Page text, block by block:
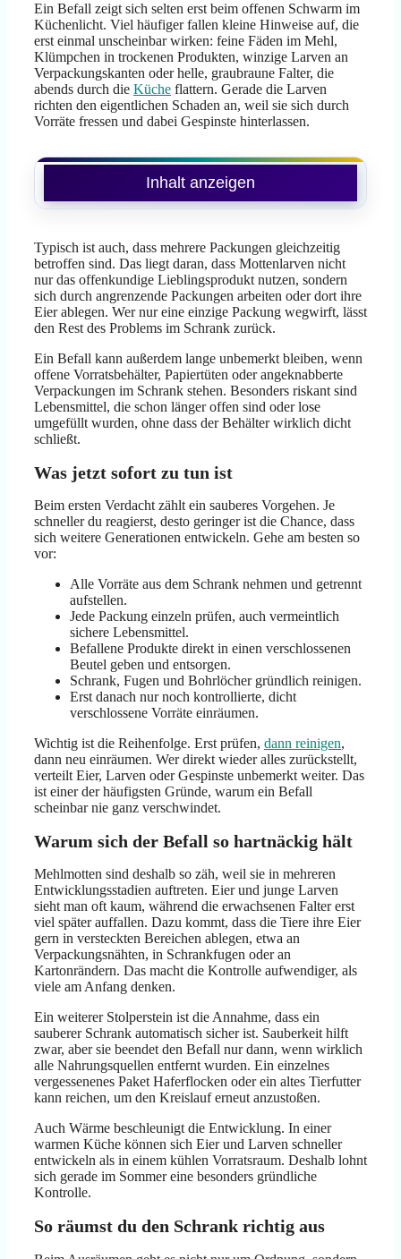
Ein Befall zeigt sich selten erst beim offenen Schwarm im
Küchenlicht. Viel häufiger fallen kleine Hinweise auf, die
erst einmal unscheinbar wirken: feine Fäden im Mehl,
Klümpchen in trockenen Produkten, winzige Larven an
Verpackungskanten oder helle, graubraune Falter, die
abends durch die Küche flattern. Gerade die Larven
richten den eigentlichen Schaden an, weil sie sich durch
Vorräte fressen und dabei Gespinste hinterlassen.
Inhalt anzeigen
Typisch ist auch, dass mehrere Packungen gleichzeitig
betroffen sind. Das liegt daran, dass Mottenlarven nicht
nur das offenkundige Lieblingsprodukt nutzen, sondern
sich durch angrenzende Packungen arbeiten oder dort ihre
Eier ablegen. Wer nur eine einzige Packung wegwirft, lässt
den Rest des Problems im Schrank zurück.
Ein Befall kann außerdem lange unbemerkt bleiben, wenn
offene Vorratsbehälter, Papiertüten oder angeknabberte
Verpackungen im Schrank stehen. Besonders riskant sind
Lebensmittel, die schon länger offen sind oder lose
umgefüllt wurden, ohne dass der Behälter wirklich dicht
schließt.
Was jetzt sofort zu tun ist
Beim ersten Verdacht zählt ein sauberes Vorgehen. Je
schneller du reagierst, desto geringer ist die Chance, dass
sich weitere Generationen entwickeln. Gehe am besten so
vor:
Alle Vorräte aus dem Schrank nehmen und getrennt
aufstellen.
Jede Packung einzeln prüfen, auch vermeintlich
sichere Lebensmittel.
Befallene Produkte direkt in einen verschlossenen
Beutel geben und entsorgen.
Schrank, Fugen und Bohrlöcher gründlich reinigen.
Erst danach nur noch kontrollierte, dicht
verschlossene Vorräte einräumen.
Wichtig ist die Reihenfolge. Erst prüfen, dann reinigen,
dann neu einräumen. Wer direkt wieder alles zurückstellt,
verteilt Eier, Larven oder Gespinste unbemerkt weiter. Das
ist einer der häufigsten Gründe, warum ein Befall
scheinbar nie ganz verschwindet.
Warum sich der Befall so hartnäckig hält
Mehlmotten sind deshalb so zäh, weil sie in mehreren
Entwicklungsstadien auftreten. Eier und junge Larven
sieht man oft kaum, während die erwachsenen Falter erst
viel später auffallen. Dazu kommt, dass die Tiere ihre Eier
gern in versteckten Bereichen ablegen, etwa an
Verpackungsnähten, in Schrankfugen oder an
Kartonrändern. Das macht die Kontrolle aufwendiger, als
viele am Anfang denken.
Ein weiterer Stolperstein ist die Annahme, dass ein
sauberer Schrank automatisch sicher ist. Sauberkeit hilft
zwar, aber sie beendet den Befall nur dann, wenn wirklich
alle Nahrungsquellen entfernt wurden. Ein einzelnes
vergessenenes Paket Haferflocken oder ein altes Tierfutter
kann reichen, um den Kreislauf erneut anzustoßen.
Auch Wärme beschleunigt die Entwicklung. In einer
warmen Küche können sich Eier und Larven schneller
entwickeln als in einem kühlen Vorratsraum. Deshalb lohnt
sich gerade im Sommer eine besonders gründliche
Kontrolle.
So räumst du den Schrank richtig aus